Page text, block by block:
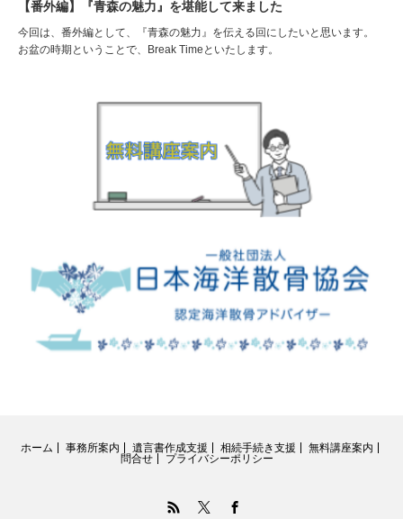
【番外編】『青森の魅力』を堪能して来ました
今回は、番外編として、『青森の魅力』を伝える回にしたいと思います。
お盆の時期ということで、Break Timeといたします。
ホーム 事務所案内 遺言書作成支援 相続手続き支援
無料講座案内
問合せ
プライバシーポリシー
Facebook